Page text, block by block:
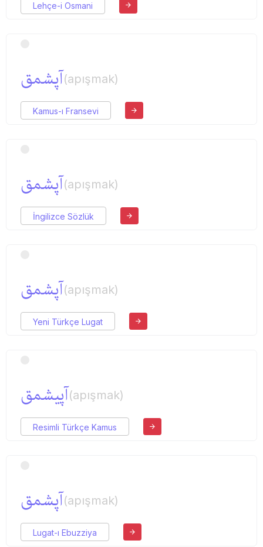
Lehçe-i Osmani
آپشمق(apışmak)
Kamus-ı Fransevi
آپشمق(apışmak)
İngilizce Sözlük
آپشمق(apışmak)
Yeni Türkçe Lugat
آپیشمق(apışmak)
Resimli Türkçe Kamus
آپشمق(apışmak)
Lugat-ı Ebuzziya